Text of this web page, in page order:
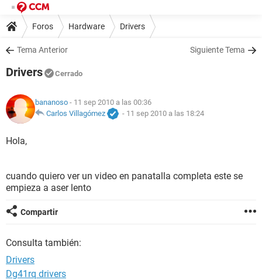
Foros Hardware Drivers
Tema Anterior Siguiente Tema
Drivers Cerrado
bananoso - 11 sep 2010 a las 00:36
Carlos Villagómez
- 11 sep 2010 a las 18:24
Hola,
cuando quiero ver un video en panatalla completa este se
empieza a aser lento
Compartir
Consulta también:
Drivers
Dg41rq drivers